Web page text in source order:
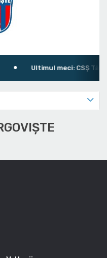
Ultimul meci: CSȘ